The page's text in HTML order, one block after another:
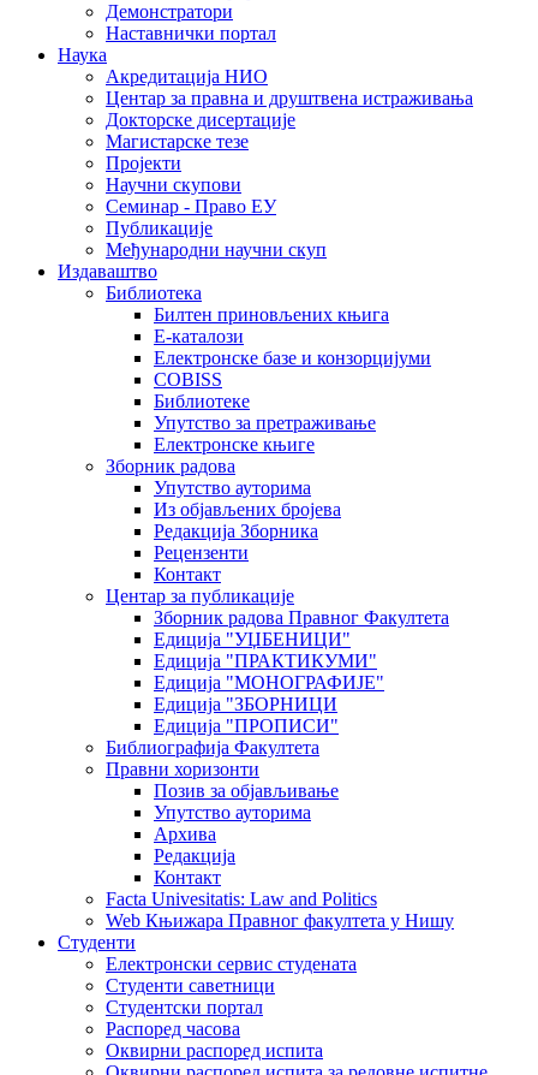
Демонстратори
Наставнички портал
Наука
Акредитација НИО
Центар за правна и друштвена истраживања
Докторске дисертације
Магистарске тезе
Пројекти
Научни скупови
Семинар - Право ЕУ
Публикације
Међународни научни скуп
Издаваштво
Библиотека
Билтен приновљених књига
Е-каталози
Електронске базе и конзорцијуми
COBISS
Библиотеке
Упутство за претраживање
Електронске књиге
Зборник радова
Упутство ауторима
Из објављених бројева
Редакција Зборника
Рецензенти
Контакт
Центар за публикације
Зборник радова Правног Факултета
Едиција "УЏБЕНИЦИ"
Едиција "ПРАКТИКУМИ"
Едиција "МОНОГРАФИЈЕ"
Едиција "ЗБОРНИЦИ
Едиција "ПРОПИСИ"
Библиографија Факултета
Правни хоризонти
Позив за објављивање
Упутство ауторима
Архива
Редакција
Контакт
Facta Univesitatis: Law and Politics
Web Књижара Правног факултета у Нишу
Студенти
Електронски сервис студената
Студенти саветници
Студентски портал
Распоред часова
Оквирни распоред испита